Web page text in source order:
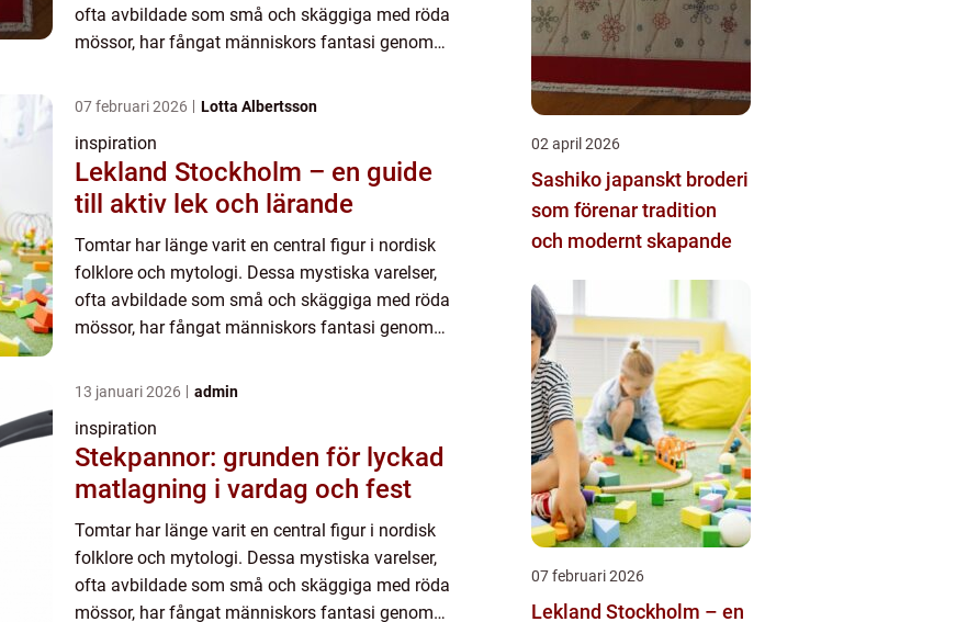
ofta avbildade som små och skäggiga med röda
mössor, har fångat människors fantasi genom
07 februari 2026 Lotta Albertsson
inspiration
Lekland Stockholm – en guide
till aktiv lek och lärande
Tomtar har länge varit en central figur i nordisk
folklore och mytologi. Dessa mystiska varelser,
ofta avbildade som små och skäggiga med röda
mössor, har fångat människors fantasi genom
13 januari 2026 admin
inspiration
Stekpannor: grunden för lyckad
matlagning i vardag och fest
Tomtar har länge varit en central figur i nordisk
folklore och mytologi. Dessa mystiska varelser,
ofta avbildade som små och skäggiga med röda
mössor, har fångat människors fantasi genom
02 april 2026
Sashiko japanskt broderi
som förenar tradition
och modernt skapande
07 februari 2026
Lekland Stockholm – en